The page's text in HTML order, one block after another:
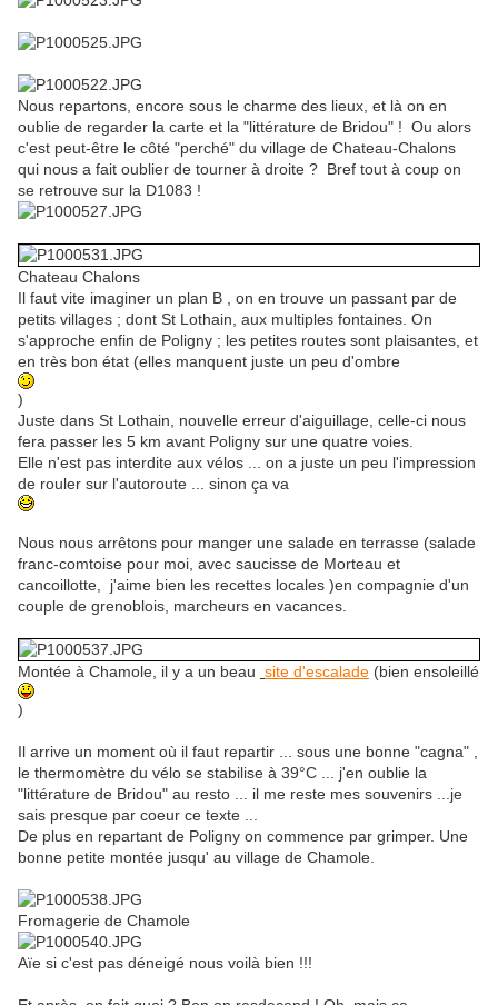
Nous repartons, encore sous le charme des lieux, et là on en
oublie de regarder la carte et la "littérature de Bridou" ! Ou alors
c'est peut-être le côté "perché" du village de Chateau-Chalons
qui nous a fait oublier de tourner à droite ? Bref tout à coup on
se retrouve sur la D1083 !
Chateau Chalons
Il faut vite imaginer un plan B , on en trouve un passant par de
petits villages ; dont St Lothain, aux multiples fontaines. On
s'approche enfin de Poligny ; les petites routes sont plaisantes, et
en très bon état (elles manquent juste un peu d'ombre
)
Juste dans St Lothain, nouvelle erreur d'aiguillage, celle-ci nous
fera passer les 5 km avant Poligny sur une quatre voies.
Elle n'est pas interdite aux vélos ... on a juste un peu l'impression
de rouler sur l'autoroute ... sinon ça va
Nous nous arrêtons pour manger une salade en terrasse (salade
franc-comtoise pour moi, avec saucisse de Morteau et
cancoillotte, j'aime bien les recettes locales )en compagnie d'un
couple de grenoblois, marcheurs en vacances.
Montée à Chamole, il y a un beau site d'escalade (bien ensoleillé
)
Il arrive un moment où il faut repartir ... sous une bonne "cagna" ,
le thermomètre du vélo se stabilise à 39°C ... j'en oublie la
"littérature de Bridou" au resto ... il me reste mes souvenirs ...je
sais presque par coeur ce texte ...
De plus en repartant de Poligny on commence par grimper. Une
bonne petite montée jusqu' au village de Chamole.
Fromagerie de Chamole
Aïe si c'est pas déneigé nous voilà bien !!!